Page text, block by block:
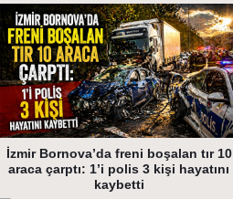
İzmir Bornova’da freni boşalan tır 10
araca çarptı: 1’i polis 3 kişi hayatını
kaybetti